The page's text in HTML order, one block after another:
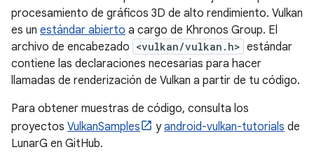
procesamiento de gráficos 3D de alto rendimiento. Vulkan
es un estándar abierto a cargo de Khronos Group. El
archivo de encabezado <vulkan/vulkan.h> estándar
contiene las declaraciones necesarias para hacer
llamadas de renderización de Vulkan a partir de tu código.
Para obtener muestras de código, consulta los
proyectos VulkanSamples yandroid-vulkan-tutorials de
LunarG en GitHub.